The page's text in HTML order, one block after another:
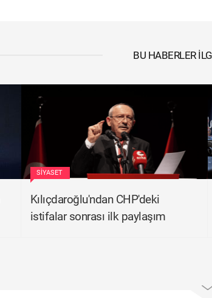
BU HABERLER
SIYASET
Kılıçdaroğlu'ndan CHP'deki
istifalar sonrası ilk paylaşım